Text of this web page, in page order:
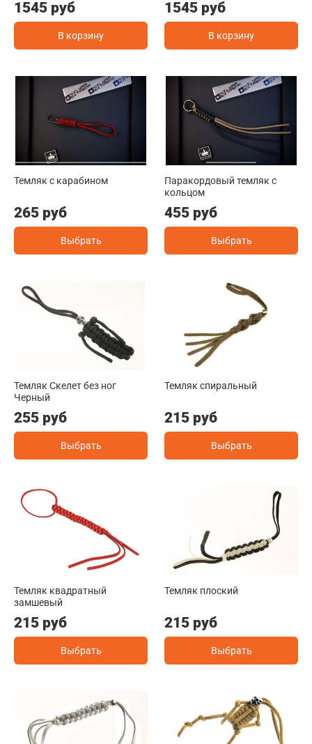
1545 руб
В корзину
1545 руб
В корзину
Темляк с карабином
265 руб
Выбрать
Паракордовый темляк с
кольцом
455 руб
Выбрать
Темляк Скелет без ног
Черный
255 руб
Выбрать
Темляк спиральный
215 руб
Выбрать
Темляк квадратный
замшевый
215 руб
Выбрать
Темляк плоский
215 руб
Выбрать